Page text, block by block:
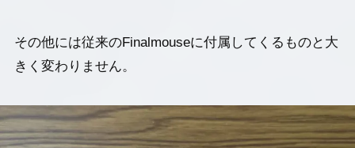
その他には従来のFinalmouseに付属してくるものと大
きく変わりません。